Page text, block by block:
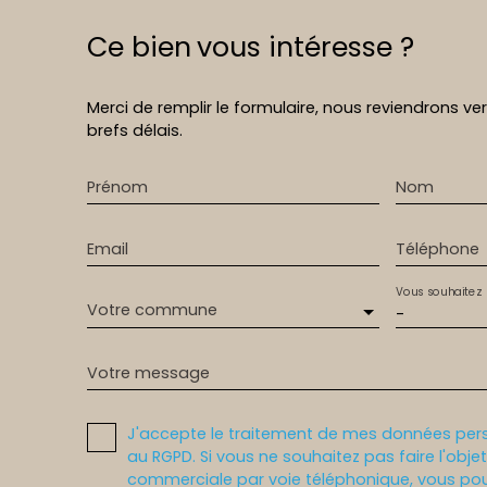
Ce bienvous intéresse ?
Merci de remplir le formulaire, nous reviendrons
brefs délais.
Prénom Nom
Email Téléphone
Votre commune -
Vous souhaitez
Votre message
J'accepte le traitement de mes données
au RGPD. Si vous ne souhaitez pas faire
commerciale par voie téléphonique, vous